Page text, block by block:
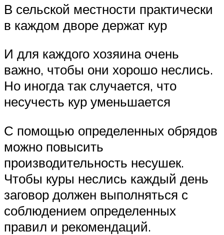
В сельской местности практически
в каждом дворе держат кур
И для каждого хозяина очень
важно, чтобы они хорошо неслись.
Но иногда так случается, что
несучесть кур уменьшается
С помощью определенных обрядов
можно повысить
производительность несушек.
Чтобы куры неслись каждый день
заговор должен выполняться с
соблюдением определенных
правил и рекомендаций.